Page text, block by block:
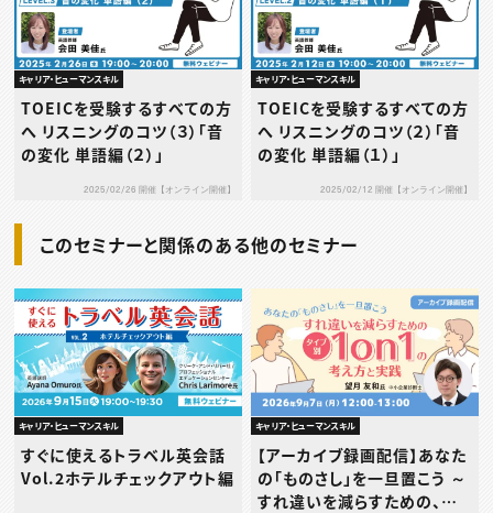
キャリア・ヒューマンスキル
TOEICを受験するすべての方
へ リスニングのコツ（３）「音
の変化 単語編（２）」
2025/02/26 開催【オンライン開催】
キャリア・ヒューマンスキル
TOEICを受験するすべての方
へ リスニングのコツ（２）「音
の変化 単語編（１）」
2025/02/12 開催【オンライン開催】
このセミナーと関係のある他のセミナー
キャリア・ヒューマンスキル
すぐに使えるトラベル英会話
Vol.2ホテルチェックアウト編
キャリア・ヒューマンスキル
【アーカイブ録画配信】あなた
の「ものさし」を一旦置こう ～
すれ違いを減らすための、タ